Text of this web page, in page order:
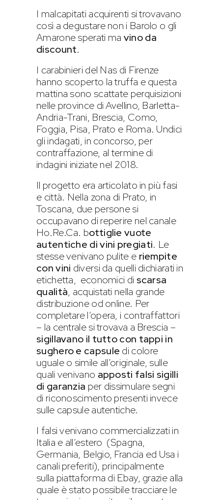
I malcapitati acquirenti si trovavano
così a degustare non i Barolo o gli
Amarone sperati ma vino da
discount.
I carabinieri del Nas di Firenze
hanno scoperto la truffa e questa
mattina sono scattate perquisizioni
nelle province di Avellino, Barletta-
Andria-Trani, Brescia, Como,
Foggia, Pisa, Prato e Roma. Undici
gli indagati, in concorso, per
contraffazione, al termine di
indagini iniziate nel 2018.
Il progetto era articolato in più fasi
e città. Nella zona di Prato, in
Toscana, due persone si
occupavano di reperire nel canale
Ho.Re.Ca. bottiglie vuote
autentiche di vini pregiati. Le
stesse venivano pulite e riempite
con vini diversi da quelli dichiarati in
etichetta, economici di scarsa
qualità, acquistati nella grande
distribuzione od online. Per
completare l’opera, i contraffattori
– la centrale si trovava a Brescia –
sigillavano il tutto con tappi in
sughero e capsule di colore
uguale o simile all’originale, sulle
quali venivano apposti falsi sigilli
di garanzia per dissimulare segni
di riconoscimento presenti invece
sulle capsule autentiche.
I falsi venivano commercializzati in
Italia e all’estero (Spagna,
Germania, Belgio, Francia ed Usa i
canali preferiti), principalmente
sulla piattaforma di Ebay, grazie alla
quale è stato possibile tracciare le